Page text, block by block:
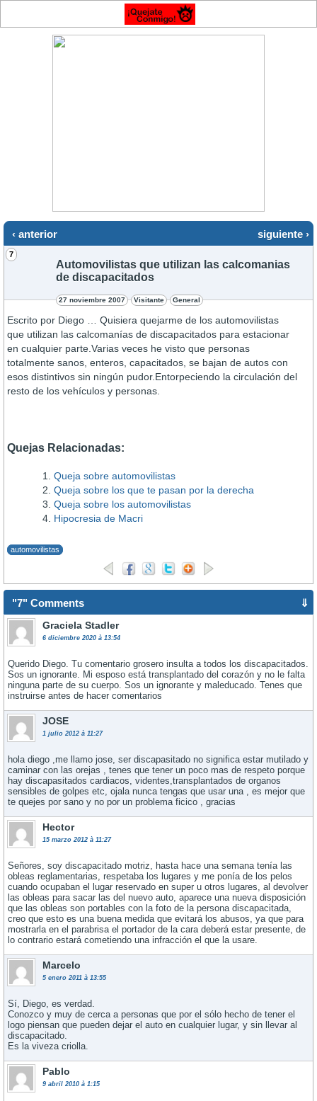
‹ anterior siguiente ›
7
Automovilistas que utilizan las calcomanias
de discapacitados
27 noviembre 2007 Visitante General
Escrito por Diego … Quisiera quejarme de los automovilistas
que utilizan las calcomaní­as de discapacitados para estacionar
en cualquier parte.Varias veces he visto que personas
totalmente sanos, enteros, capacitados, se bajan de autos con
esos distintivos sin ningún pudor.Entorpeciendo la circulación del
resto de los vehí­culos y personas.
Quejas Relacionadas:
Queja sobre automovilistas
Queja sobre los que te pasan por la derecha
Queja sobre los automovilistas
Hipocresia de Macri
automovilistas
"7" Comments ⇓
Graciela Stadler
6 diciembre 2020 à 13:54
Querido Diego. Tu comentario grosero insulta a todos los discapacitados.
Sos un ignorante. Mi esposo está transplantado del corazón y no le falta
ninguna parte de su cuerpo. Sos un ignorante y maleducado. Tenes que
instruirse antes de hacer comentarios
JOSE
1 julio 2012 à 11:27
hola diego ,me llamo jose, ser discapasitado no significa estar mutilado y
caminar con las orejas , tenes que tener un poco mas de respeto porque
hay discapasitados cardiacos, videntes,transplantados de organos
sensibles de golpes etc, ojala nunca tengas que usar una , es mejor que
te quejes por sano y no por un problema ficico , gracias
Hector
15 marzo 2012 à 11:27
Señores, soy discapacitado motriz, hasta hace una semana tenía las
obleas reglamentarias, respetaba los lugares y me ponía de los pelos
cuando ocupaban el lugar reservado en super u otros lugares, al devolver
las obleas para sacar las del nuevo auto, aparece una nueva disposición
que las obleas son portables con la foto de la persona discapacitada,
creo que esto es una buena medida que evitará los abusos, ya que para
mostrarla en el parabrisa el portador de la cara deberá estar presente, de
lo contrario estará cometiendo una infracción el que la usare.
Marcelo
5 enero 2011 à 13:55
Sí­, Diego, es verdad.
Conozco y muy de cerca a personas que por el sólo hecho de tener el
logo piensan que pueden dejar el auto en cualquier lugar, y sin llevar al
discapacitado.
Es la viveza criolla.
Pablo
9 abril 2010 à 1:15